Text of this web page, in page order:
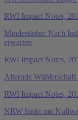
RWI Impact Notes,
Mindestlohn: Nach
erwarten
RWI Impact Notes,
Alternde
RWI Impact Notes,
NRW hinkt mit